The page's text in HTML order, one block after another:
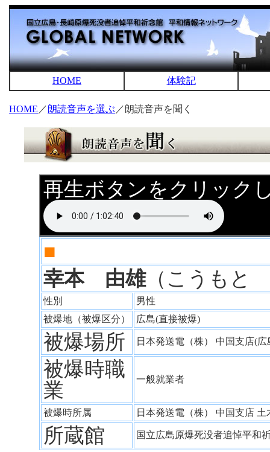
HOME 体験記
HOME ／朗読音声を選ぶ ／朗読音声を聞く
再生ボタンをクリック
■
幸本 由雄（こうも
性別
男性
被爆地（被爆区分）
広島(直接被爆)
被爆場所 日本発送電（株） 中国支店(
被爆時職
業
一般就業者
被爆時所属 日本発送電（株） 中国支店
所蔵館 国立広島原爆死没者追悼平